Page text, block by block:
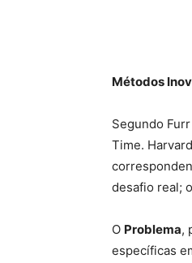
Métodos
Segundo
Time.
desafio real;
O Problema,
específicas